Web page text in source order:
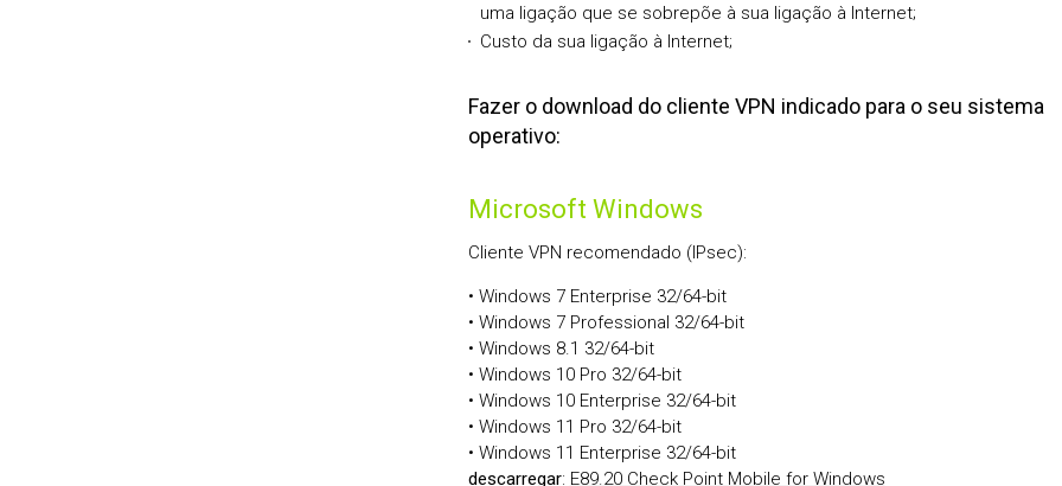
uma ligação que se sobrepõe à sua ligação à Internet;
Custo da sua ligação à Internet;
Fazer o download do cliente VPN indicado para o seu sistema
operativo:
Microsoft Windows
Cliente VPN recomendado (IPsec):
• Windows 7 Enterprise 32/64-bit
• Windows 7 Professional 32/64-bit
• Windows 8.1 32/64-bit
• Windows 10 Pro 32/64-bit
• Windows 10 Enterprise 32/64-bit
• Windows 11 Pro 32/64-bit
• Windows 11 Enterprise 32/64-bit
descarregar: E89.20 Check Point Mobile for Windows